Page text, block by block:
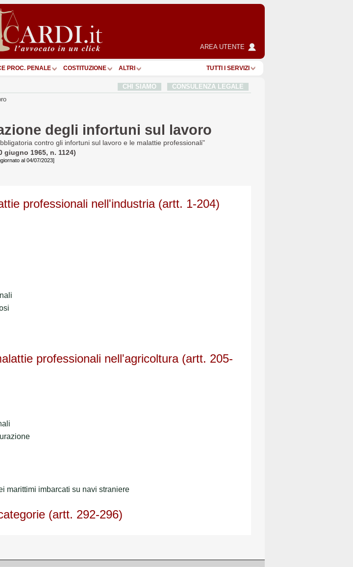
AREA UTENTE
PROC. PENALE COSTITUZIONE ALTRI TUTTI I SERVIZI
CHI SIAMO
CONSULENZA LEGALE
degli infortuni sul lavoro
contro gli infortuni sul lavoro e le malattie professionali"
giugno 1965, n. 1124)
al 04/07/2023]
professionali nell'industria (artt. 1-204)
professionali nell'agricoltura (artt. 205-
marittimi imbarcati su navi straniere
(artt. 292-296)